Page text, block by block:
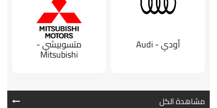
أودي - Audi متسوبيشي -
Mitsubishi
مشاهدة الكل